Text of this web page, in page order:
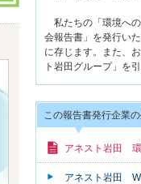
私たちの「環境へ
会報告書」を発行い
に存じます。また、
ト岩田グループ」を
この報告書発行企業
アネスト岩田
アネスト岩田